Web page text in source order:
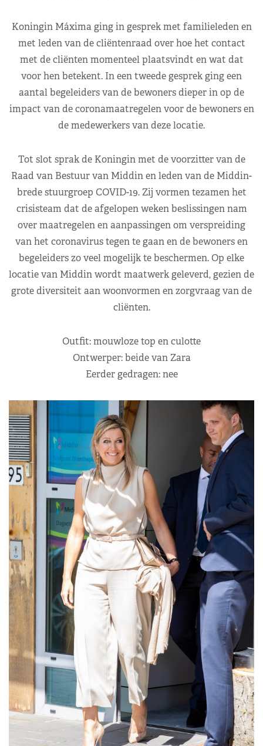
Koningin Máxima ging in gesprek met familieleden en
met leden van de cliëntenraad over hoe het contact
met de cliënten momenteel plaatsvindt en wat dat
voor hen betekent. In een tweede gesprek ging een
aantal begeleiders van de bewoners dieper in op de
impact van de coronamaatregelen voor de bewoners en
de medewerkers van deze locatie.
Tot slot sprak de Koningin met de voorzitter van de
Raad van Bestuur van Middin en leden van de Middin-
brede stuurgroep COVID-19. Zij vormen tezamen het
crisisteam dat de afgelopen weken beslissingen nam
over maatregelen en aanpassingen om verspreiding
van het coronavirus tegen te gaan en de bewoners en
begeleiders zo veel mogelijk te beschermen. Op elke
locatie van Middin wordt maatwerk geleverd, gezien de
grote diversiteit aan woonvormen en zorgvraag van de
cliënten.
Outfit: mouwloze top en culotte
Ontwerper: beide van Zara
Eerder gedragen: nee